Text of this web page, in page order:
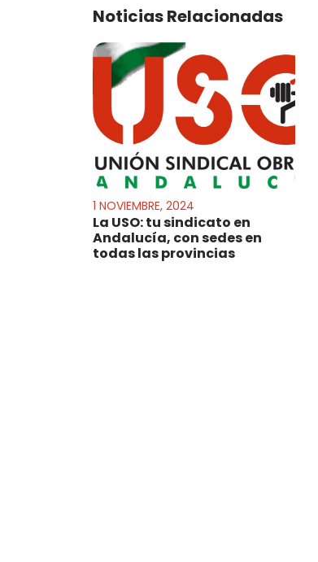
Noticias Relacionadas
1 NOVIEMBRE, 2024
La USO: tu sindicato en
Andalucía, con sedes en
todas las provincias